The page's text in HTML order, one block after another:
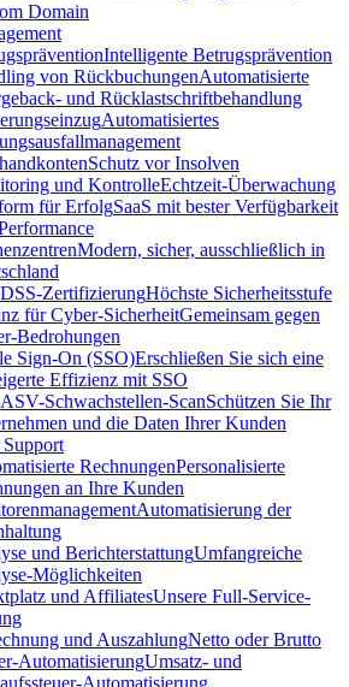
Domain
Intelligente Betrugsprävention
von RückbuchungenAutomatisierte
und Rücklastschriftbehandlung
Automatisiertes
Schutz vor Insolven
und KontrolleEchtzeit-Überwachung
für ErfolgSaaS mit bester Verfügbarkeit
Modern, sicher, ausschließlich in
ZertifizierungHöchste Sicherheitsstufe
für Cyber-SicherheitGemeinsam gegen
Bedrohungen
Sign-On (SSO)Erschließen Sie sich eine
Effizienz mit SSO
Schwachstellen-ScanSchützen Sie Ihr
und die Daten Ihrer Kunden
RechnungenPersonalisierte
an Ihre Kunden
Automatisierung der
und BerichterstattungUmfangreiche
Möglichkeiten
und AffiliatesUnsere Full-Service-
und AuszahlungNetto oder Brutto
AutomatisierungUmsatz- und
Automatisierung